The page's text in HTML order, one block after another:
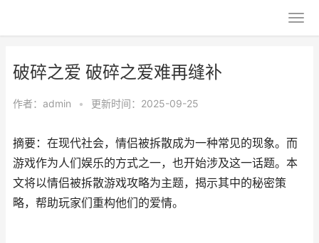
破碎之爱 破碎之爱难再缝补
作者： admin • 更新时间：2025-09-25
摘要：在现代社会，情侣被拆散成为一种常见的现象。而
游戏作为人们娱乐的方式之一，也开始涉及这一话题。本
文将以情侣被拆散游戏攻略为主题，揭示其中的秘密策
略，帮助玩家们重构他们的爱情。